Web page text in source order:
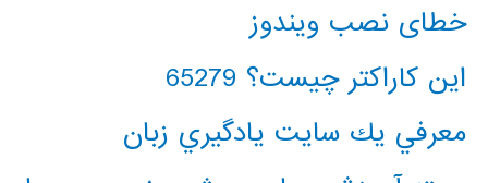
خطای نصب ویندوز
این کاراکتر چیست؟ 65279
معرفي يك سايت يادگيري زبان